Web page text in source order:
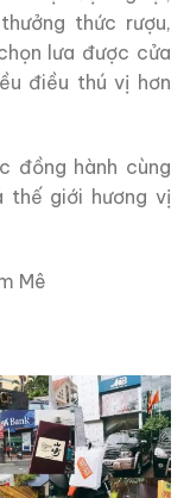
thức rượu,
lưa được cửa
điều thú vị hơn
đồng hành cùng
thế giới hương vị
Mê